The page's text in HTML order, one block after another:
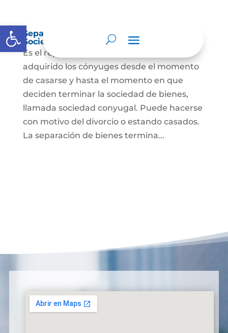
Abrir barra de herramientas
Separación de Bienes o Liquidación de
Sociedad Conyugal
Es el reparto de los bienes que han
adquirido los cónyuges desde el momento
de casarse y hasta el momento en que
deciden terminar la sociedad de bienes,
llamada sociedad conyugal. Puede hacerse
con motivo del divorcio o estando casados.
La separación de bienes termina...